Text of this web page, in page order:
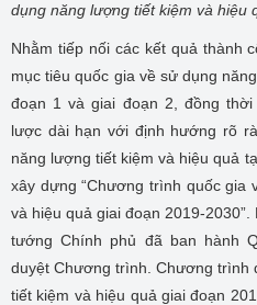
dụng năng lượng tiết kiệm và hiệu
Nhằm tiếp nối các kết quả thành
mục tiêu quốc gia về sử dụng
đoạn 1 và giai đoạn 2, đồng
lược dài hạn với định hướng rõ
năng lượng tiết kiệm và hiệu quả
xây dựng “Chương trình quốc gia
và hiệu quả giai đoạn 2019-
tướng Chính phủ đã ban hành
duyệt Chương trình. Chương trình
tiết kiệm và hiệu quả giai đoạn